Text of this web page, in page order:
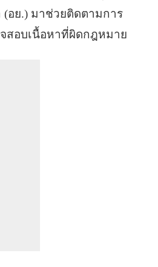
อย.) มาช่วยติดตามการ
สอบเนื้อหาที่ผิดกฎหมาย